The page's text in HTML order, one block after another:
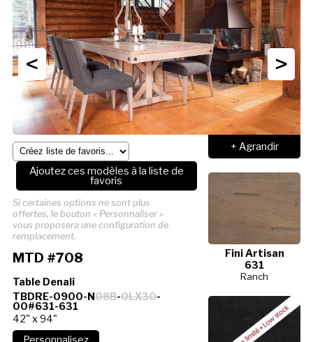
< >
+ Agrandir
Fini Artisan
631
Ranch
Ajoutez ces modèles à la liste de
favoris
Si certaines options ne sont plus
offertes, le bouton « Personnaliser »
vous proposera une configuration de
remplacement.
MTD #708
Table Denali
TBDRE-0900-N08B-0LX30-
00#631-631
42" x 94"